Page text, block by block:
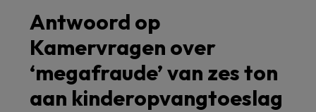
Antwoord op
Kamervragen over
‘megafraude’ van zes ton
aan kinderopvangtoeslag